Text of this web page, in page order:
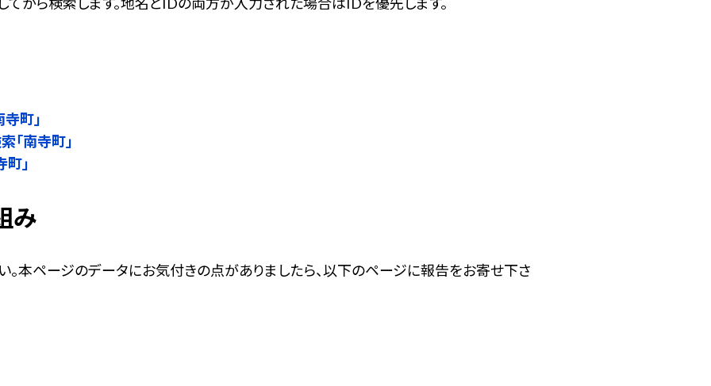
から検索します。地名とIDの両方が入力された場合はIDを優先します。
町」
「南寺町」
」
み
本ページのデータにお気付きの点がありましたら、以下のページに報告をお寄せ下さ